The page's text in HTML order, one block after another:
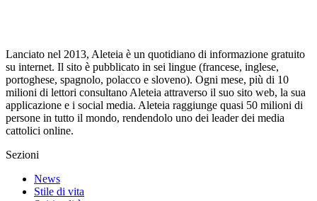
Lanciato nel 2013, Aleteia è un quotidiano di informazione gratuito
su internet. Il sito è pubblicato in sei lingue (francese, inglese,
portoghese, spagnolo, polacco e sloveno). Ogni mese, più di 10
milioni di lettori consultano Aleteia attraverso il suo sito web, la sua
applicazione e i social media. Aleteia raggiunge quasi 50 milioni di
persone in tutto il mondo, rendendolo uno dei leader dei media
cattolici online.
Sezioni
News
Stile di vita